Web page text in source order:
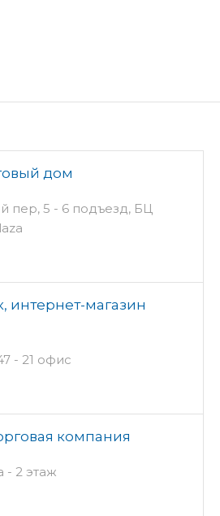
дом
пер, 5 - 6 подъезд, БЦ
интернет-магазин
- 21 офис
компания
- 2 этаж